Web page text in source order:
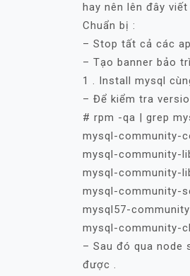
hay nên lên đây
Chuẩn bị :
– Stop tất cả các
– Tạo banner bảo
1 . Install mysql
– Để kiểm tra
# rpm -qa | grep
mysql-community-
mysql-community-
mysql-community-
mysql-community-
mysql57-
mysql-community-
– Sau đó qua node
được .